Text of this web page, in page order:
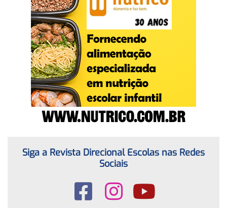
Siga a Revista Direcional Escolas nas Redes
Sociais